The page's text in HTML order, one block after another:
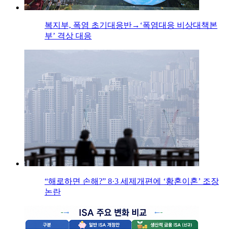
복지부, 폭염 초기대응반→‘폭염대응 비상대책본
부’ 격상 대응
“해로하면 손해?” 8·3 세제개편에 ‘황혼이혼’ 조장
논란